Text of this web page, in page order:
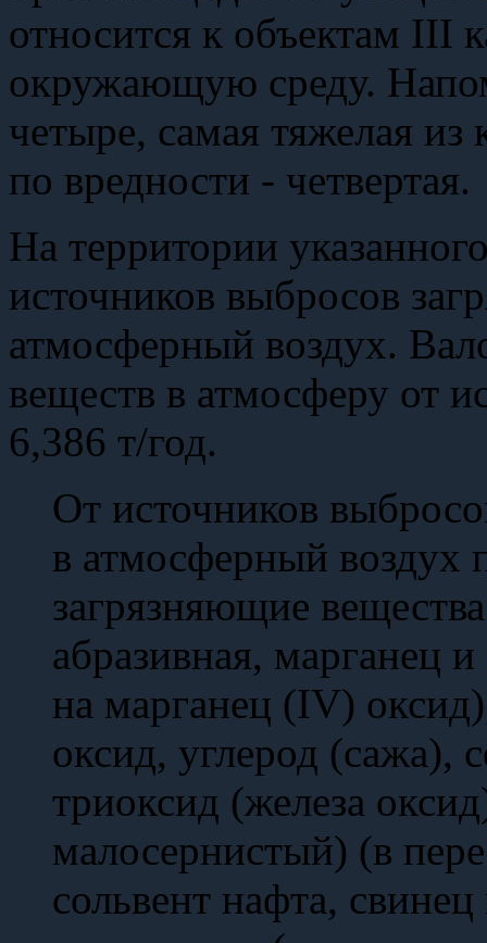
относится к объектам III
окружающую среду.
четыре, самая тяжелая
по вредности - четвертая.
На территории
источников выбросов
атмосферный воздух.
веществ в атмосферу от
6,386 т/год.
От источников
в атмосферный воздух
загрязняющие
абразивная, марганец
на марганец (IV)
оксид, углерод (сажа),
триоксид (железа
малосернистый) (в
сольвент нафта,